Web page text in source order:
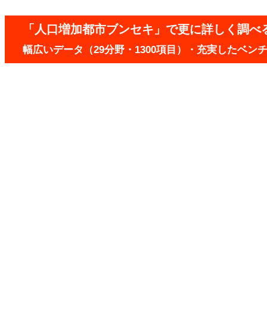
「人口増加都市ブンセキ」で更に詳しく調べ
幅広いデータ（29分野・1300項目）・充実したベン